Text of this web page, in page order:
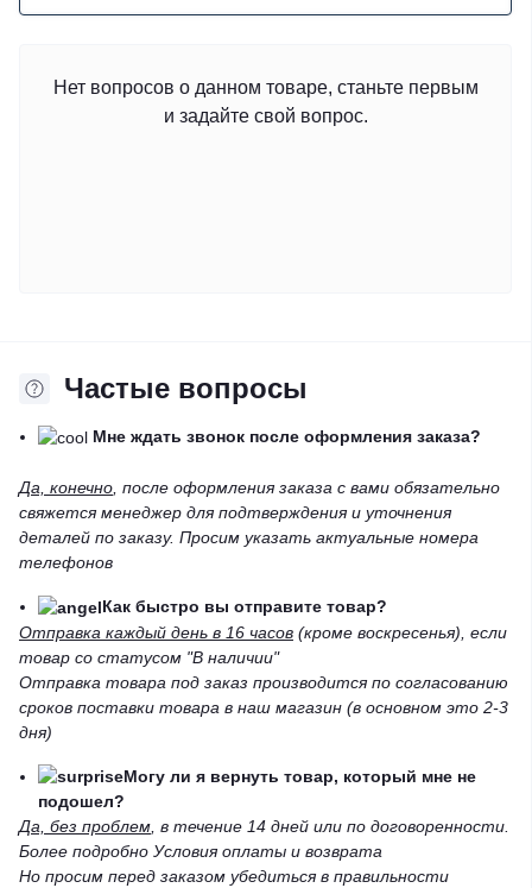
Нет вопросов о данном товаре, станьте первым
и задайте свой вопрос.
Частые вопросы
Мне ждать звонок после оформления заказа?
Да, конечно , после оформления заказа с вами обязательно
свяжется менеджер для подтверждения и уточнения
деталей по заказу. Просим указать актуальные номера
телефонов
Как быстро вы отправите товар?
Отправка каждый день в 16 часов (кроме воскресенья), если
товар со статусом "В наличии"
Отправка товара под заказ производится по согласованию
сроков поставки товара в наш магазин (в основном это 2-3
дня)
Могу ли я вернуть товар, который мне не
подошел?
Да, без проблем, в течение 14 дней или по договоренности.
Более подробно Условия оплаты и возврата
Но просим перед заказом убедиться в правильности